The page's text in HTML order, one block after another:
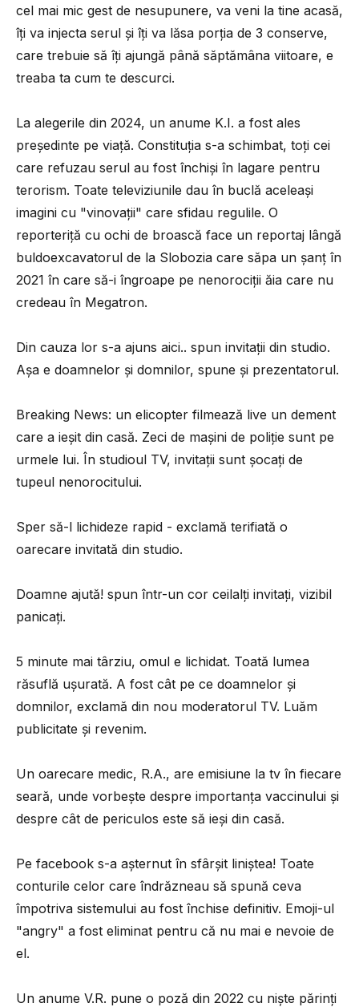
cel mai mic gest de nesupunere, va veni la tine acasă,
îți va injecta serul și îți va lăsa porția de 3 conserve,
care trebuie să îți ajungă până săptămâna viitoare, e
treaba ta cum te descurci.
La alegerile din 2024, un anume K.I. a fost ales
președinte pe viață. Constituția s-a schimbat, toți cei
care refuzau serul au fost închiși în lagare pentru
terorism. Toate televiziunile dau în buclă aceleași
imagini cu "vinovații" care sfidau regulile. O
reporteriță cu ochi de broască face un reportaj lângă
buldoexcavatorul de la Slobozia care săpa un șanț în
2021 în care să-i îngroape pe nenorociții ăia care nu
credeau în Megatron.
Din cauza lor s-a ajuns aici.. spun invitații din studio.
Așa e doamnelor și domnilor, spune și prezentatorul.
Breaking News: un elicopter filmează live un dement
care a ieșit din casă. Zeci de mașini de poliție sunt pe
urmele lui. În studioul TV, invitații sunt șocați de
tupeul nenorocitului.
Sper să-l lichideze rapid - exclamă terifiată o
oarecare invitată din studio.
Doamne ajută! spun într-un cor ceilalți invitați, vizibil
panicați.
5 minute mai târziu, omul e lichidat. Toată lumea
răsuflă ușurată. A fost cât pe ce doamnelor și
domnilor, exclamă din nou moderatorul TV. Luăm
publicitate și revenim.
Un oarecare medic, R.A., are emisiune la tv în fiecare
seară, unde vorbește despre importanța vaccinului și
despre cât de periculos este să ieși din casă.
Pe facebook s-a așternut în sfârșit liniștea! Toate
conturile celor care îndrăzneau să spună ceva
împotriva sistemului au fost închise definitiv. Emoji-ul
"angry" a fost eliminat pentru că nu mai e nevoie de
el.
Un anume V.R. pune o poză din 2022 cu niște părinți